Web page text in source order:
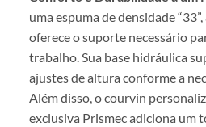
uma espuma de densidade
oferece o suporte necessário
trabalho. Sua base hidráulica
ajustes de altura conforme a
Além disso, o courvin
exclusiva Prismec adiciona um